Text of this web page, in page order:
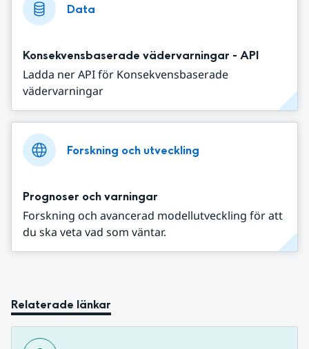
Data
Konsekvensbaserade vädervarningar - API
Ladda ner API för Konsekvensbaserade
vädervarningar
Forskning och utveckling
Prognoser och varningar
Forskning och avancerad modellutveckling för att
du ska veta vad som väntar.
Relaterade länkar